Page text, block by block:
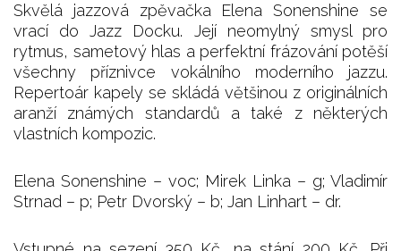
Skvělá jazzová zpěvačka Elena Sonenshine se
vrací do Jazz Docku. Její neomylný smysl pro
rytmus, sametový hlas a perfektní frázování potěší
všechny příznivce vokálního moderního jazzu.
Repertoár kapely se skládá většinou z originálních
aranží známých standardů a také z některých
vlastních kompozic.
Elena Sonenshine – voc; Mirek Linka – g; Vladimír
Strnad – p; Petr Dvorský – b; Jan Linhart – dr.